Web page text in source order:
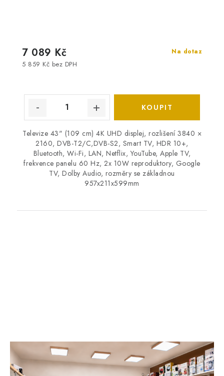
Na dotaz
5 859 Kč bez DPH
7 089 Kč
Televize 43" (109 cm) 4K UHD displej, rozlišení 3840 ×
2160, DVB-T2/C,DVB-S2, Smart TV, HDR 10+,
Bluetooth, Wi-Fi, LAN, Netflix, YouTube, Apple TV,
frekvence panelu 60 Hz, 2x 10W reproduktory, Google
TV, Dolby Audio, rozměry se základnou
957x211x599mm